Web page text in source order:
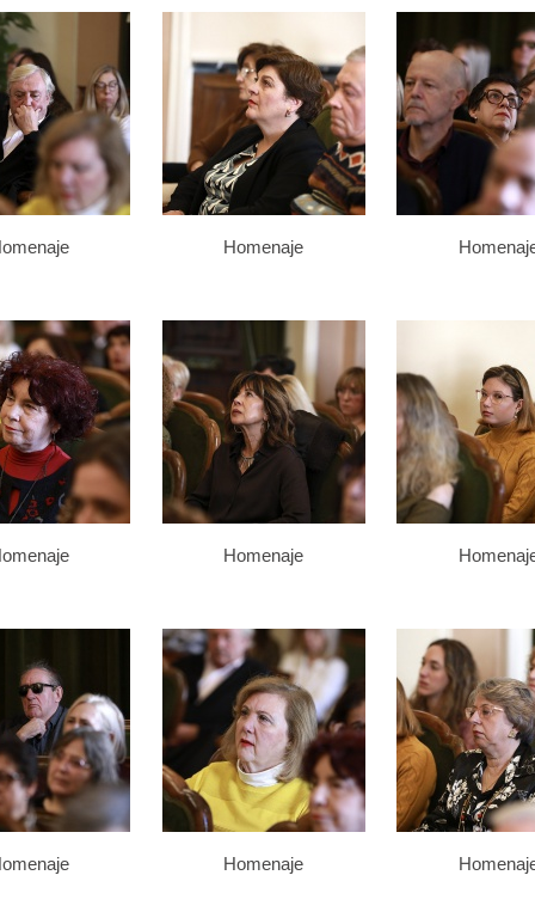
Homenaje
Homenaje
Homenaje